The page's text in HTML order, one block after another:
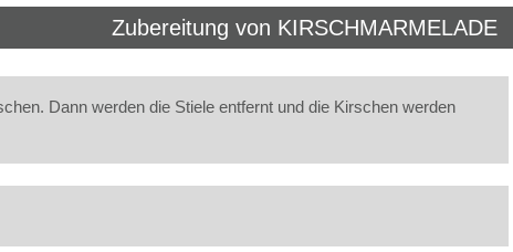
Zubereitung von KIRSCHMARMELADE
Dann werden die Stiele entfernt und die Kirschen werden